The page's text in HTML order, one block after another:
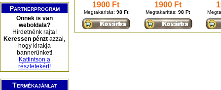
Partnerprogram
Önnek is van
weboldala?
Hirdetnénk rajta!
Keressen pénzt azzal,
hogy kirakja
bannerünket!
Kattintson a
részletekért!
Termékajánlat
1900 Ft
Megtakarítás: 98 Ft
1900 Ft
Megtakarítás:98 Ft